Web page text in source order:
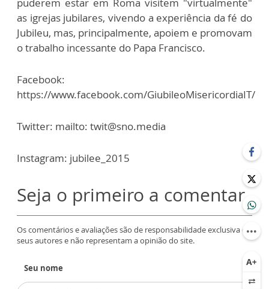
puderem estar em Roma visitem "virtualmente"
as igrejas jubilares, vivendo a experiência da fé do
Jubileu, mas, principalmente, apoiem e promovam
o trabalho incessante do Papa Francisco.
Facebook:
https://www.facebook.com/GiubileoMisericordiaIT/
Twitter: mailto: twit@sno.media
Instagram: jubilee_2015
Seja o primeiro a comentar
Os comentários e avaliações são de responsabilidade exclusiva de
seus autores e não representam a opinião do site.
Seu nome